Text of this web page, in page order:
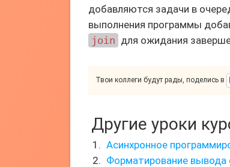
добавляются задачи в
выполнения программы
join для ожидания
Твои коллеги будут рады, поделись в
Другие уроки
Асинхронное
Форматирование вывода